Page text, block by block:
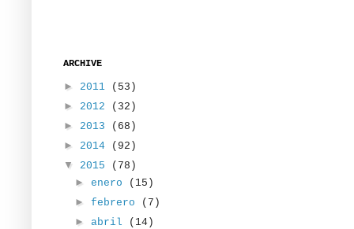
ARCHIVE
► 2011
(53)
► 2012
(32)
► 2013
(68)
► 2014
(92)
▼ 2015
(78)
►enero
(15)
►febrero
(7)
►abril
(14)